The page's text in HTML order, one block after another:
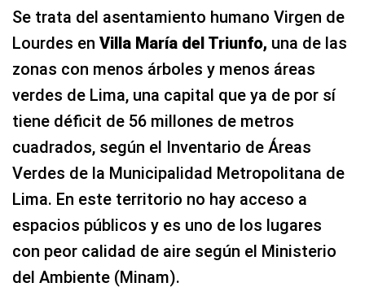
Se trata del asentamiento humano Virgen de
Lourdes en Villa María del Triunfo, una de las
zonas con menos árboles y menos áreas
verdes de Lima, una capital que ya de por sí
tiene déficit de 56 millones de metros
cuadrados, según el Inventario de Áreas
Verdes de la Municipalidad Metropolitana de
Lima. En este territorio no hay acceso a
espacios públicos y es uno de los lugares
con peor calidad de aire según el Ministerio
del Ambiente (Minam).